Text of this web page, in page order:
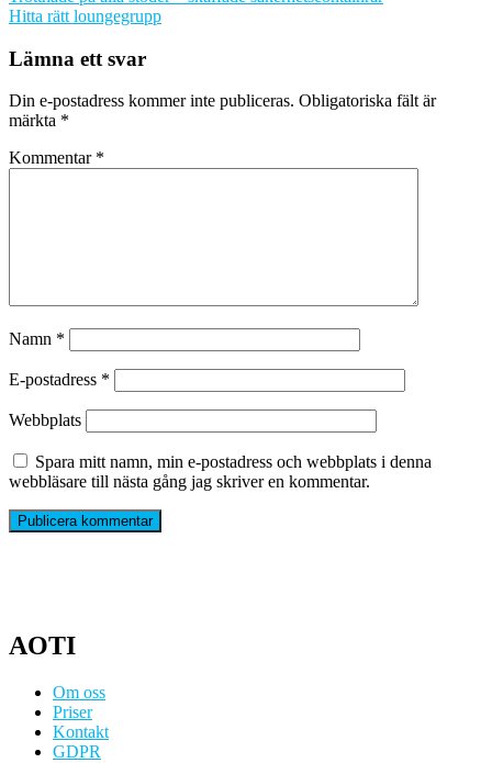
Hitta rätt loungegrupp
Lämna ett svar
Din e-postadress kommer inte publiceras. Obligatoriska fält är
märkta *
Kommentar *
Namn *
E-postadress *
Webbplats
Spara mitt namn, min e-postadress och webbplats i denna
webbläsare till nästa gång jag skriver en kommentar.
AOTI
Om oss
Priser
Kontakt
GDPR